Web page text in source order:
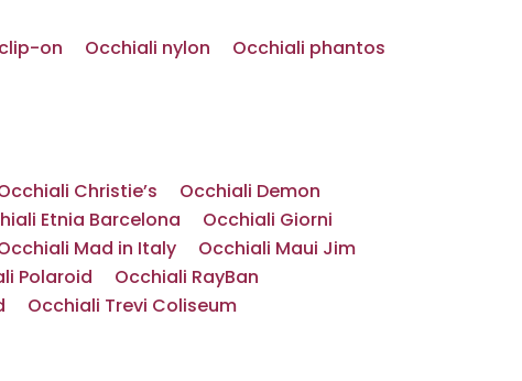
on Occhiali nylon
Occhiali phantos
Christie’s
Occhiali Demon
Etnia Barcelona
Occhiali Giorni
Mad in Italy
Occhiali Maui Jim
Polaroid
Occhiali RayBan
Occhiali Trevi Coliseum